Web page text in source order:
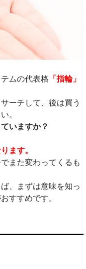
ムの代表格 「指輪」
ーチして、後は買う
。
いますか？
ます。
また変わってくるも
、まずは意味を知っ
すすめです。